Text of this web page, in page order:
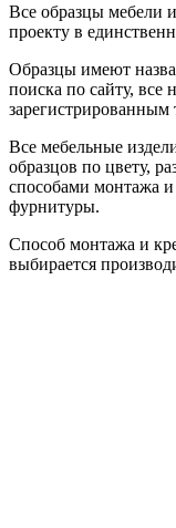
Все образцы мебели
проекту в
Образцы имеют
поиска по сайту, все
Все мебельные
образцов по цвету,
способами монтажа
фурнитуры.
Способ монтажа и
выбирается